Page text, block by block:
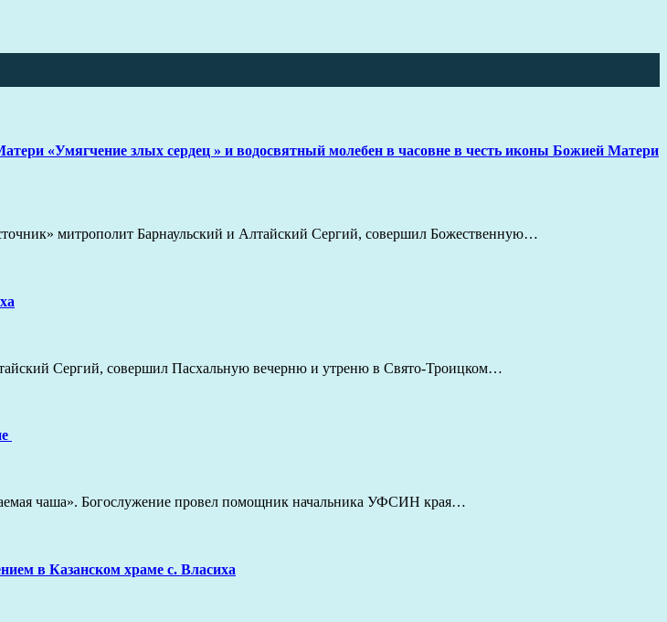
«Умягчение злых сердец » и водосвятный молебен в часовне в честь иконы Божией Матери
митрополит Барнаульский и Алтайский Сергий, совершил Божественную…
Сергий, совершил Пасхальную вечерню и утреню в Свято-Троицком…
чаша». Богослужение провел помощник начальника УФСИН края…
в Казанском храме с. Власиха